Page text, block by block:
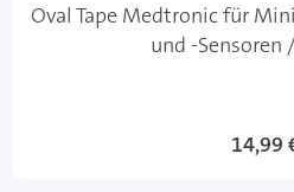
Oval Tape Medtronic für
und -Sensoren
14,99